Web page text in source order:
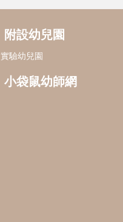
附設幼兒園
實驗幼兒園
小袋鼠幼師網